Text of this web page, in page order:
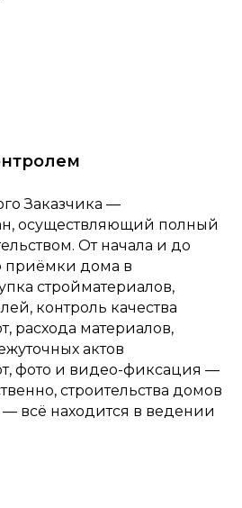
Заказчика —
осуществляющий полный
От начала и до
приёмки дома в
стройматериалов,
контроль качества
расхода материалов,
актов
фото и видео-фиксация —
строительства домов
всё находится в ведении